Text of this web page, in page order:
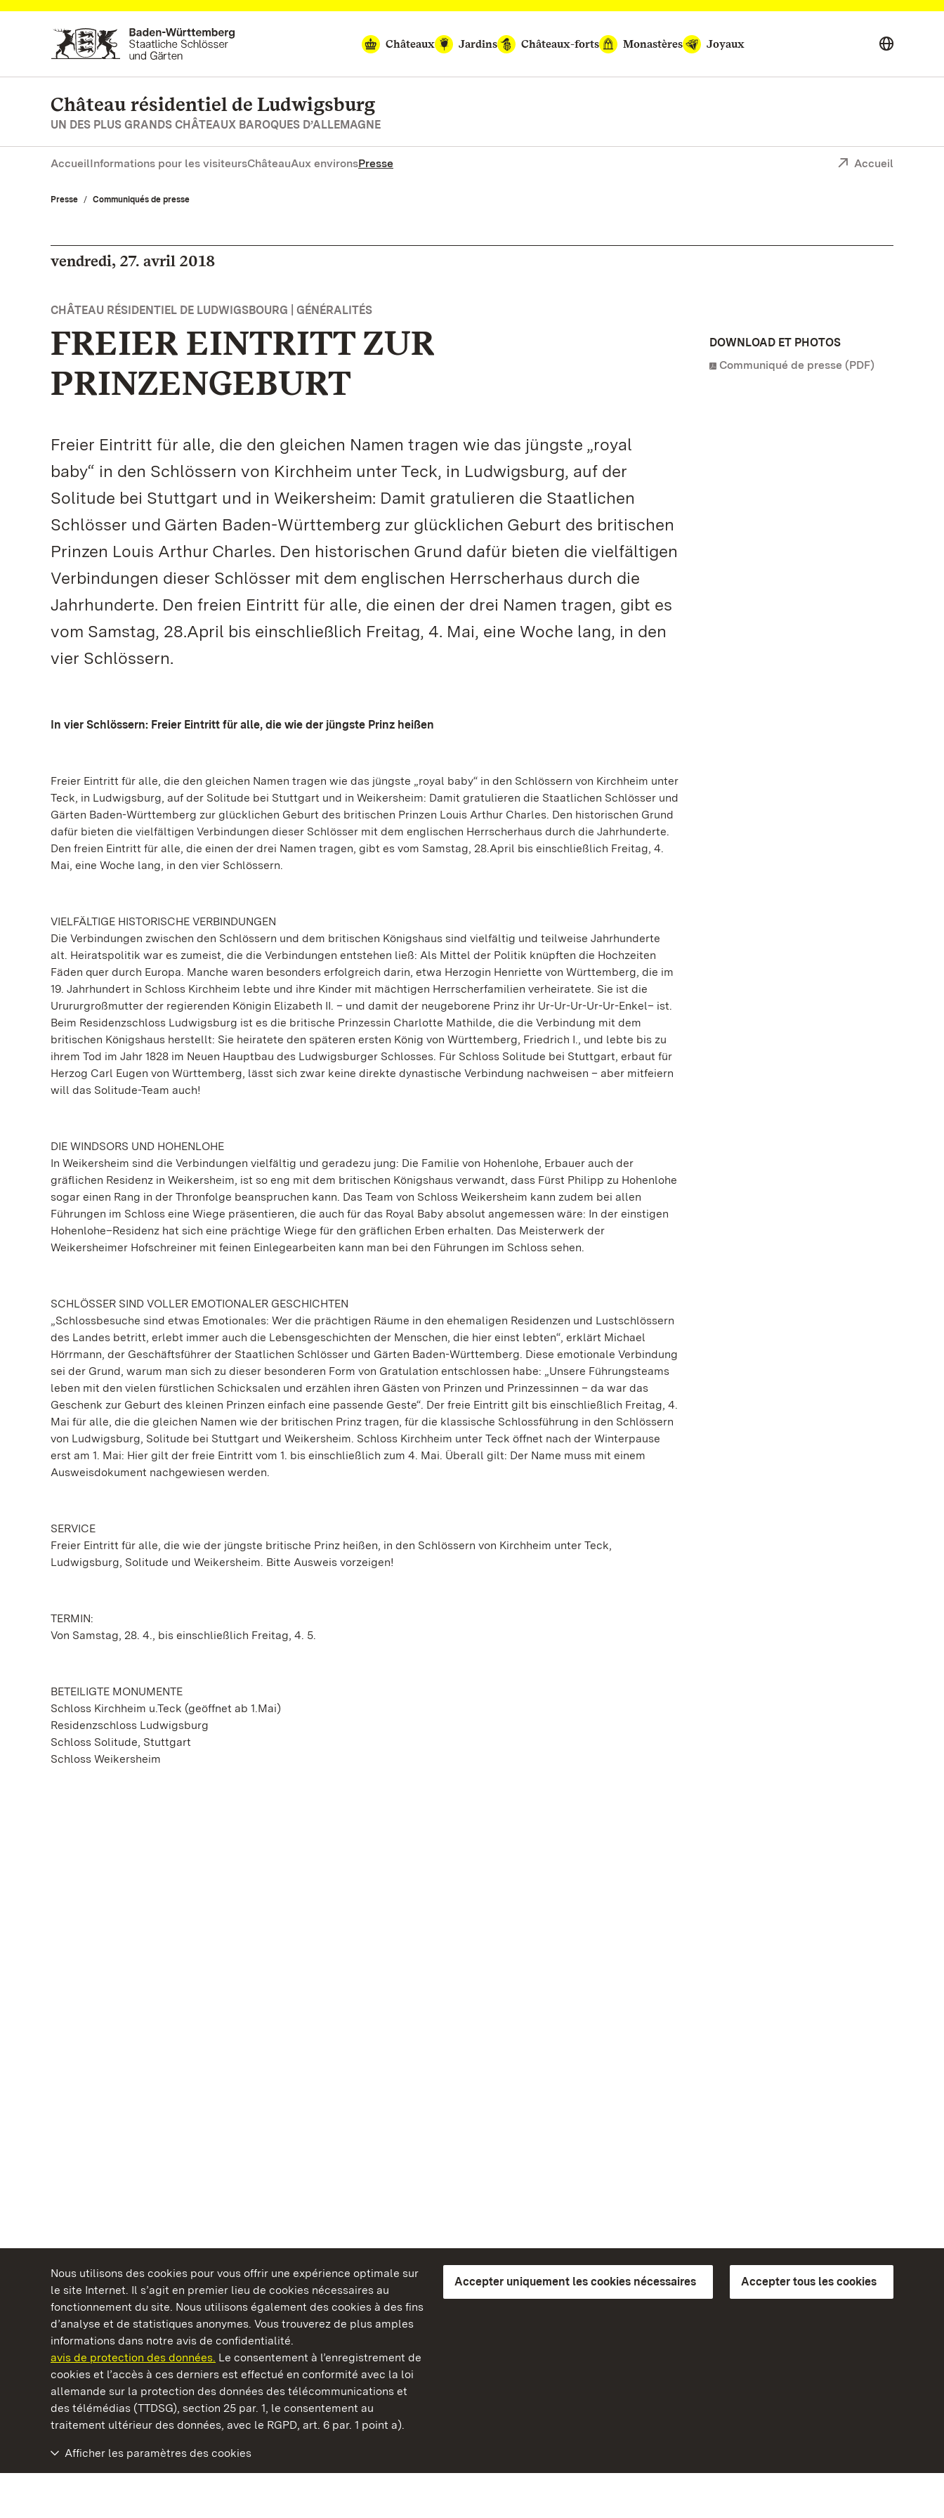
Nous utilisons des cookies pour vous offrir une expérience optimale sur
le site Internet. Il s’agit en premier lieu de cookies nécessaires au
fonctionnement du site. Nous utilisons également des cookies à des fins
d’analyse et de statistiques anonymes. Vous trouverez de plus amples
informations dans notre avis de confidentialité.
avis de protection des données. Le consentement à l’enregistrement de
cookies et l’accès à ces derniers est effectué en conformité avec la loi
allemande sur la protection des données des télécommunications et
des télémédias (TTDSG), section 25 par. 1, le consentement au
traitement ultérieur des données, avec le RGPD, art. 6 par. 1 point a).
Accepter uniquement les cookies nécessaires Accepter tous les cookies
Afficher les paramètres des cookies
Vers la page d’accueil
Châteaux
Jardins Châteaux-forts Monastères Joyaux
Château résidentiel de Ludwigsburg
UN DES PLUS GRANDS CHÂTEAUX BAROQUES D’ALLEMAGNE
AccueilInformations pour les visiteursChâteauAux environsPresse Accueil
Presse Communiqués de presse
vendredi, 27. avril 2018
CHÂTEAU RÉSIDENTIEL DE LUDWIGSBOURG | GÉNÉRALITÉS
FREIER EINTRITT ZUR
PRINZENGEBURT
Freier Eintritt für alle, die den gleichen Namen tragen wie das jüngste „royal
baby“ in den Schlössern von Kirchheim unter Teck, in Ludwigsburg, auf der
Solitude bei Stuttgart und in Weikersheim: Damit gratulieren die Staatlichen
Schlösser und Gärten Baden-Württemberg zur glücklichen Geburt des britischen
Prinzen Louis Arthur Charles. Den historischen Grund dafür bieten die vielfältigen
Verbindungen dieser Schlösser mit dem englischen Herrscherhaus durch die
Jahrhunderte. Den freien Eintritt für alle, die einen der drei Namen tragen, gibt es
vom Samstag, 28.April bis einschließlich Freitag, 4. Mai, eine Woche lang, in den
vier Schlössern.
In vier Schlössern: Freier Eintritt für alle, die wie der jüngste Prinz heißen
Freier Eintritt für alle, die den gleichen Namen tragen wie das jüngste „royal baby“ in den Schlössern von Kirchheim unter
Teck, in Ludwigsburg, auf der Solitude bei Stuttgart und in Weikersheim: Damit gratulieren die Staatlichen Schlösser und
Gärten Baden-Württemberg zur glücklichen Geburt des britischen Prinzen Louis Arthur Charles. Den historischen Grund
dafür bieten die vielfältigen Verbindungen dieser Schlösser mit dem englischen Herrscherhaus durch die Jahrhunderte.
Den freien Eintritt für alle, die einen der drei Namen tragen, gibt es vom Samstag, 28.April bis einschließlich Freitag, 4.
Mai, eine Woche lang, in den vier Schlössern.
VIELFÄLTIGE HISTORISCHE VERBINDUNGEN
Die Verbindungen zwischen den Schlössern und dem britischen Königshaus sind vielfältig und teilweise Jahrhunderte
alt. Heiratspolitik war es zumeist, die die Verbindungen entstehen ließ: Als Mittel der Politik knüpften die Hochzeiten
Fäden quer durch Europa. Manche waren besonders erfolgreich darin, etwa Herzogin Henriette von Württemberg, die im
19. Jahrhundert in Schloss Kirchheim lebte und ihre Kinder mit mächtigen Herrscherfamilien verheiratete. Sie ist die
Urururgroßmutter der regierenden Königin Elizabeth II. – und damit der neugeborene Prinz ihr Ur-Ur-Ur-Ur-Ur-Enkel– ist.
Beim Residenzschloss Ludwigsburg ist es die britische Prinzessin Charlotte Mathilde, die die Verbindung mit dem
britischen Königshaus herstellt: Sie heiratete den späteren ersten König von Württemberg, Friedrich I., und lebte bis zu
ihrem Tod im Jahr 1828 im Neuen Hauptbau des Ludwigsburger Schlosses. Für Schloss Solitude bei Stuttgart, erbaut für
Herzog Carl Eugen von Württemberg, lässt sich zwar keine direkte dynastische Verbindung nachweisen – aber mitfeiern
will das Solitude-Team auch!
DIE WINDSORS UND HOHENLOHE
In Weikersheim sind die Verbindungen vielfältig und geradezu jung: Die Familie von Hohenlohe, Erbauer auch der
gräflichen Residenz in Weikersheim, ist so eng mit dem britischen Königshaus verwandt, dass Fürst Philipp zu Hohenlohe
sogar einen Rang in der Thronfolge beanspruchen kann. Das Team von Schloss Weikersheim kann zudem bei allen
Führungen im Schloss eine Wiege präsentieren, die auch für das Royal Baby absolut angemessen wäre: In der einstigen
Hohenlohe–Residenz hat sich eine prächtige Wiege für den gräflichen Erben erhalten. Das Meisterwerk der
Weikersheimer Hofschreiner mit feinen Einlegearbeiten kann man bei den Führungen im Schloss sehen.
SCHLÖSSER SIND VOLLER EMOTIONALER GESCHICHTEN
„Schlossbesuche sind etwas Emotionales: Wer die prächtigen Räume in den ehemaligen Residenzen und Lustschlössern
des Landes betritt, erlebt immer auch die Lebensgeschichten der Menschen, die hier einst lebten“, erklärt Michael
Hörrmann, der Geschäftsführer der Staatlichen Schlösser und Gärten Baden-Württemberg. Diese emotionale Verbindung
sei der Grund, warum man sich zu dieser besonderen Form von Gratulation entschlossen habe: „Unsere Führungsteams
leben mit den vielen fürstlichen Schicksalen und erzählen ihren Gästen von Prinzen und Prinzessinnen – da war das
Geschenk zur Geburt des kleinen Prinzen einfach eine passende Geste“. Der freie Eintritt gilt bis einschließlich Freitag, 4.
Mai für alle, die die gleichen Namen wie der britischen Prinz tragen, für die klassische Schlossführung in den Schlössern
von Ludwigsburg, Solitude bei Stuttgart und Weikersheim. Schloss Kirchheim unter Teck öffnet nach der Winterpause
erst am 1. Mai: Hier gilt der freie Eintritt vom 1. bis einschließlich zum 4. Mai. Überall gilt: Der Name muss mit einem
Ausweisdokument nachgewiesen werden.
SERVICE
Freier Eintritt für alle, die wie der jüngste britische Prinz heißen, in den Schlössern von Kirchheim unter Teck,
Ludwigsburg, Solitude und Weikersheim. Bitte Ausweis vorzeigen!
TERMIN:
Von Samstag, 28. 4., bis einschließlich Freitag, 4. 5.
BETEILIGTE MONUMENTE
Schloss Kirchheim u.Teck (geöffnet ab 1.Mai)
Residenzschloss Ludwigsburg
Schloss Solitude, Stuttgart
Schloss Weikersheim
DOWNLOAD ET PHOTOS
Communiqué de presse (PDF)
Châteaux et jardins publics du Bade-Wurtemberg
Château résidentiel de Ludwigsburg
Explications sur l’accessibilité